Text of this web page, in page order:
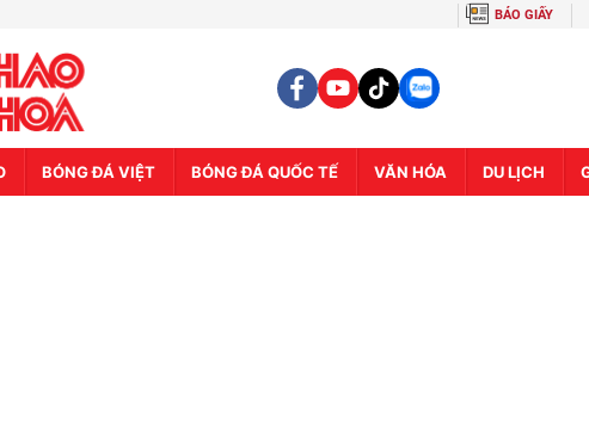
BÁO GIẤY
BÓNG ĐÁ VIỆT BÓNG ĐÁ QUỐC TẾ VĂN HÓA DU LỊCH